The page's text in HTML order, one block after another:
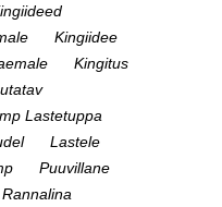
Kingiidee
Kingitus
Lastetuppa
Lastele
Puuvillane
Rannalina